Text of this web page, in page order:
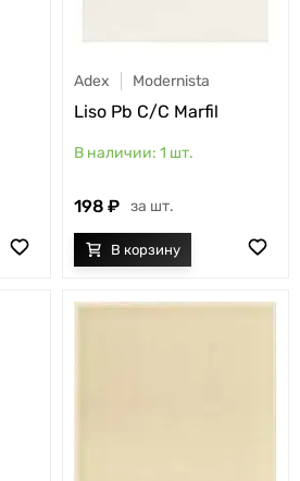
Adex Modernista
Liso Pb C/C Marfil
1 шт.
198 шт.